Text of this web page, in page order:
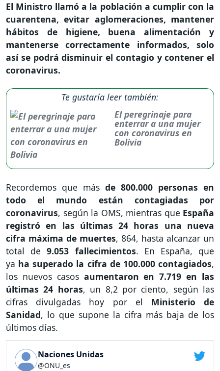
El Ministro llamó a la población a cumplir con la
cuarentena, evitar aglomeraciones, mantener
hábitos de higiene, buena alimentación y
mantenerse correctamente informados, solo
así se podrá disminuir el contagio y contener el
coronavirus.
Te gustaría leer también:
El peregrinaje para
enterrar a una mujer
con coronavirus en
Bolivia
Recordemos que más de 800.000 personas en
todo el mundo están contagiadas por
coronavirus, según la OMS, mientras que España
registró en las últimas 24 horas una nueva
cifra máxima de muertes, 864, hasta alcanzar un
total de9.053 fallecimientos. En España, que
ya ha superado la cifra de 100.000 contagiados,
los nuevos casos aumentaron en 7.719 en las
últimas 24 horas, un 8,2 por ciento, según las
cifras divulgadas hoy por el Ministerio de
Sanidad, lo que supone la cifra más baja de los
últimos días.
Naciones Unidas
@ONU_es